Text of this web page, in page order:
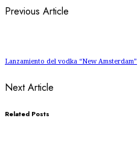
Previous Article
Lanzamiento del vodka “New Amsterdam”
Next Article
Related Posts